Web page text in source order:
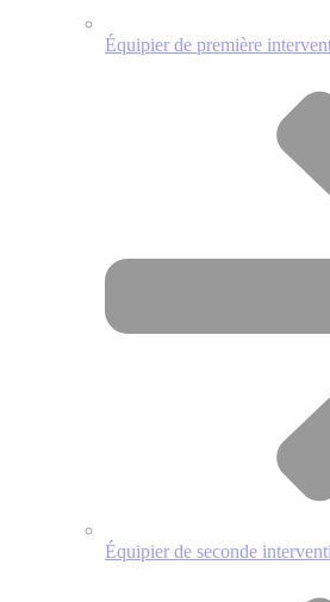
Équipier de première
Équipier de seconde